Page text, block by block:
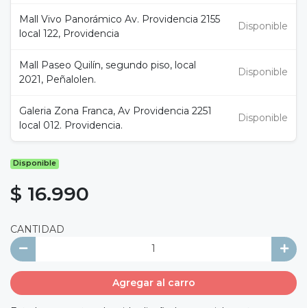
Mall Vivo Panorámico Av. Providencia 2155
local 122, Providencia
Disponible
Mall Paseo Quilín, segundo piso, local
2021, Peñalolen.
Disponible
Galeria Zona Franca, Av Providencia 2251
local 012. Providencia.
Disponible
Disponible
$ 16.990
CANTIDAD
Agregar al carro